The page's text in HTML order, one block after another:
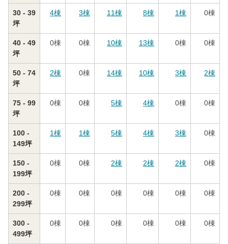
30 - 39
坪
4棟 3棟 11棟 8棟 1棟 0棟
40 - 49
坪
0棟 0棟 10棟 13棟 0棟 0棟
50 - 74
坪
2棟 0棟 14棟 10棟 3棟 2棟
75 - 99
坪
0棟 0棟 5棟 4棟 0棟 0棟
100 -
149坪
1棟 1棟 5棟 4棟 3棟 0棟
150 -
199坪
0棟 0棟 2棟 2棟 2棟 0棟
200 -
299坪
0棟 0棟 0棟 0棟 0棟 0棟
300 -
499坪
0棟 0棟 0棟 0棟 0棟 0棟